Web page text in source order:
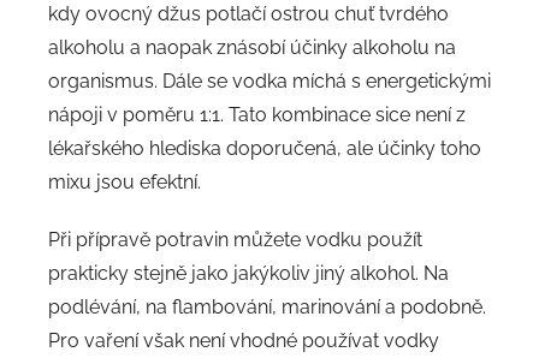
kdy ovocný džus potlačí ostrou chuť tvrdého
alkoholu a naopak znásobí účinky alkoholu na
organismus. Dále se vodka míchá s energetickými
nápoji v poměru 1:1. Tato kombinace sice není z
lékařského hlediska doporučená, ale účinky toho
mixu jsou efektní.
Při přípravě potravin můžete vodku použít
prakticky stejně jako jakýkoliv jiný alkohol. Na
podlévání, na flambování, marinování a podobně.
Pro vaření však není vhodné používat vodky